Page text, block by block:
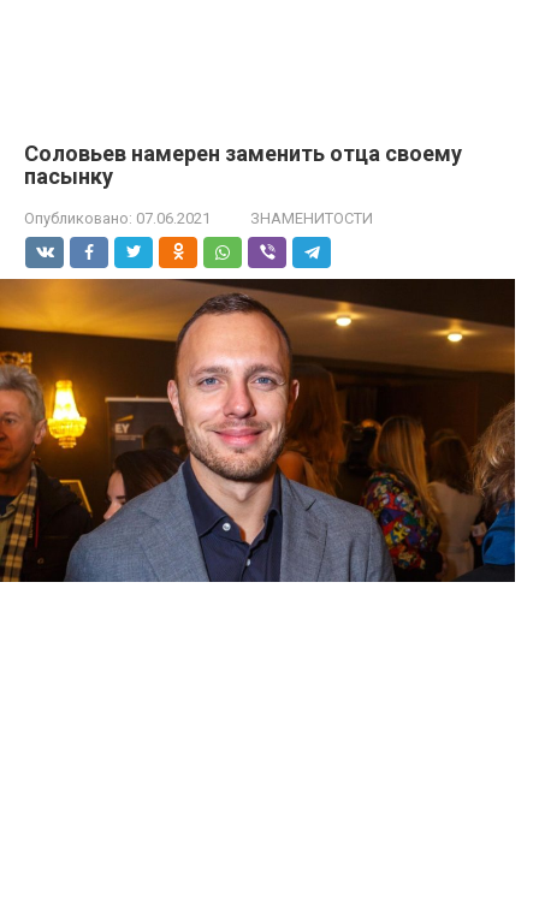
Соловьев намерен заменить отца своему
пасынку
Опубликовано: 07.06.2021 ЗНАМЕНИТОСТИ